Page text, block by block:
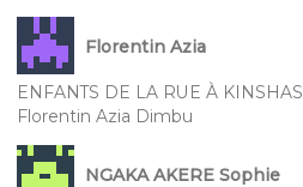
Florentin Azia
ENFANTS DE LA RUE À
Florentin Azia Dimbu
NGAKA AKERE Sophie